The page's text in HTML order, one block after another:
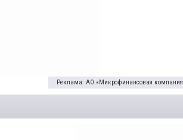
Реклама: АО «Микрофинансовая компания